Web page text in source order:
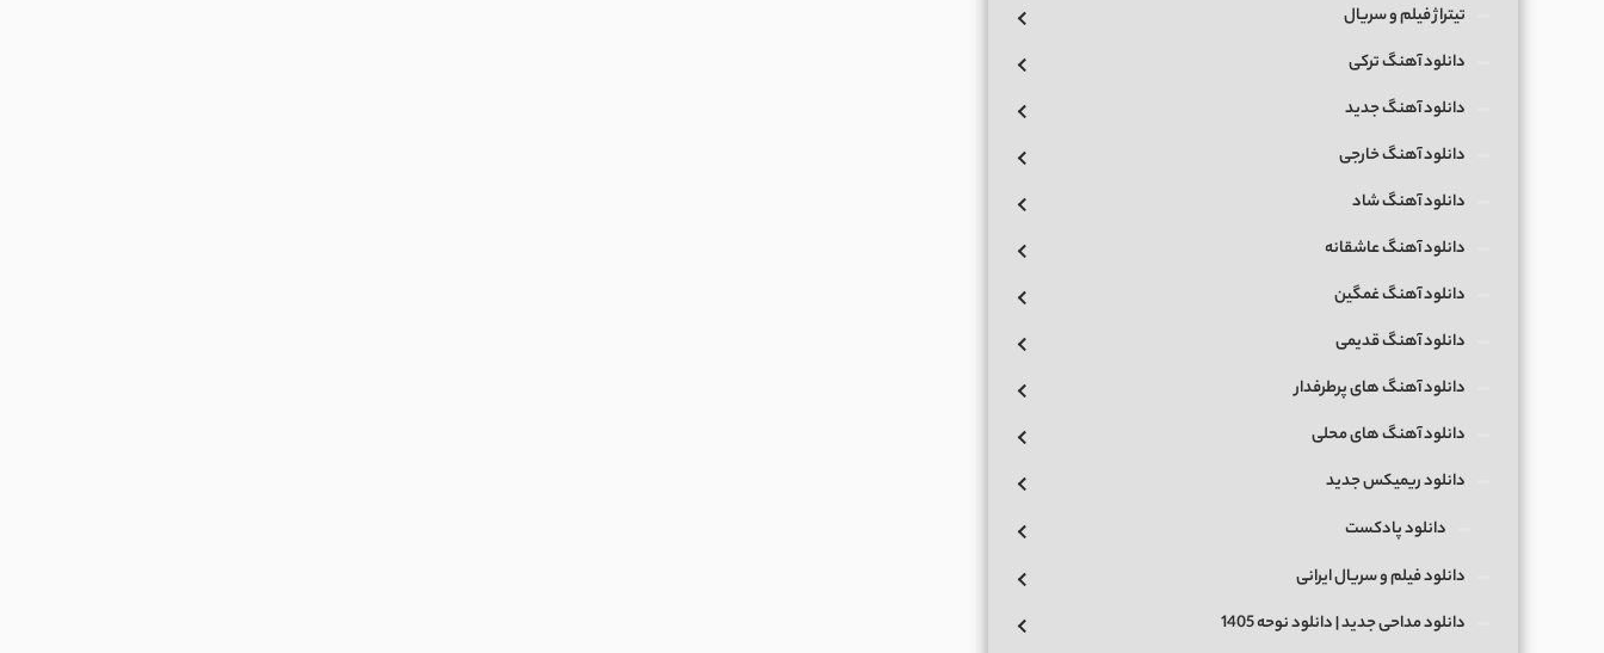
تیتراژ فیلم و سریال
دانلود آهنگ ترکی
دانلود آهنگ جدید
دانلود آهنگ خارجی
دانلود آهنگ شاد
دانلود آهنگ عاشقانه
دانلود آهنگ غمگین
دانلود آهنگ قدیمی
دانلود آهنگ های پرطرفدار
دانلود آهنگ های محلی
دانلود ریمیکس جدید
دانلود پادکست
دانلود فیلم و سریال ایرانی
دانلود مداحی جدید | دانلود نوحه 1405